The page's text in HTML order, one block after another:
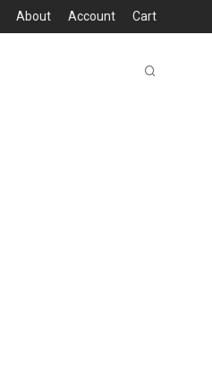
About Account Cart